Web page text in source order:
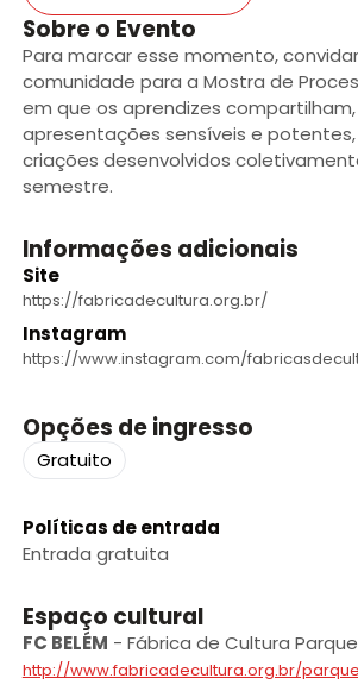
Sobre o Evento
Para marcar esse momento,
comunidade para a Mostra de
em que os aprendizes
apresentações sensíveis e
criações desenvolvidos
semestre.
Informações adicionais
Site
https://fabricadecultura.org.br/
Instagram
https://www.instagram.com/
Opções de ingresso
Gratuito
Políticas de entrada
Entrada gratuita
Espaço cultural
FC BELÉM - Fábrica de Cultura
http://www.fabricadecultura.org.br/